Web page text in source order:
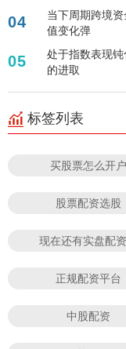
04
当下周期跨境
值变化弹
05
处于指数表现
的进取
标签列表
买股票怎么开户
股票配资选股
现在还有实盘配
正规配资平台
中股配资